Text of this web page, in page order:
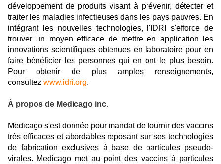
développement de produits visant à prévenir, détecter et
traiter les maladies infectieuses dans les pays pauvres. En
intégrant les nouvelles technologies, l'IDRI s'efforce de
trouver un moyen efficace de mettre en application les
innovations scientifiques obtenues en laboratoire pour en
faire bénéficier les personnes qui en ont le plus besoin.
Pour obtenir de plus amples renseignements,
consultez www.idri.org.
À propos de Medicago inc.
Medicago s'est donnée pour mandat de fournir des vaccins
très efficaces et abordables reposant sur ses technologies
de fabrication exclusives à base de particules pseudo-
virales. Medicago met au point des vaccins à particules